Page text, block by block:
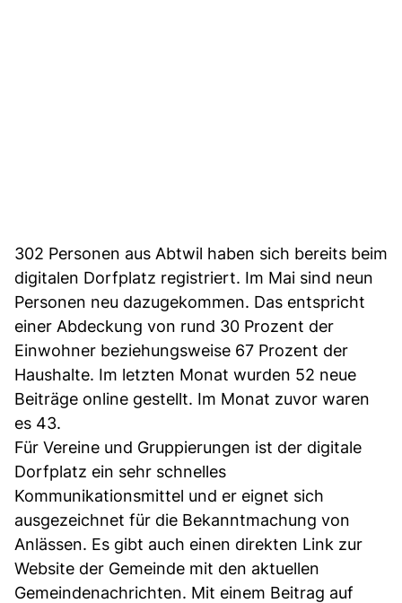
302 Personen aus Abtwil haben sich bereits beim
digitalen Dorfplatz registriert. Im Mai sind neun
Personen neu dazugekommen. Das entspricht
einer Abdeckung von rund 30 Prozent der
Einwohner beziehungsweise 67 Prozent der
Haushalte. Im letzten Monat wurden 52 neue
Beiträge online gestellt. Im Monat zuvor waren
es 43.
Für Vereine und Gruppierungen ist der digitale
Dorfplatz ein sehr schnelles
Kommunikationsmittel und er eignet sich
ausgezeichnet für die Bekanntmachung von
Anlässen. Es gibt auch einen direkten Link zur
Website der Gemeinde mit den aktuellen
Gemeindenachrichten. Mit einem Beitrag auf